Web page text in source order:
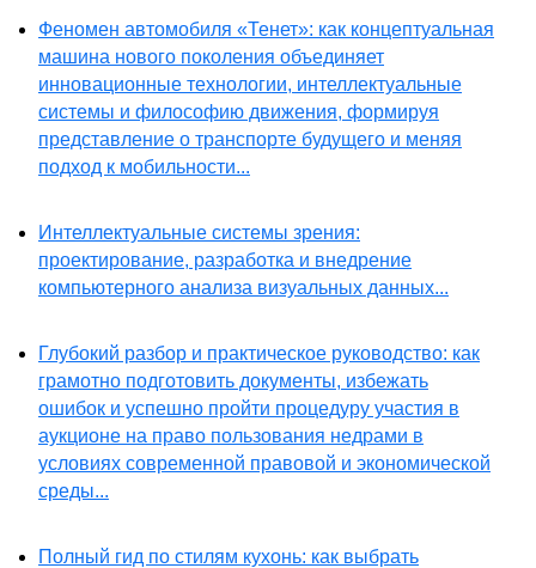
Феномен автомобиля «Тенет»: как концептуальная
машина нового поколения объединяет
инновационные технологии, интеллектуальные
системы и философию движения, формируя
представление о транспорте будущего и меняя
подход к мобильности...
Интеллектуальные системы зрения:
проектирование, разработка и внедрение
компьютерного анализа визуальных данных...
Глубокий разбор и практическое руководство: как
грамотно подготовить документы, избежать
ошибок и успешно пройти процедуру участия в
аукционе на право пользования недрами в
условиях современной правовой и экономической
среды...
Полный гид по стилям кухонь: как выбрать